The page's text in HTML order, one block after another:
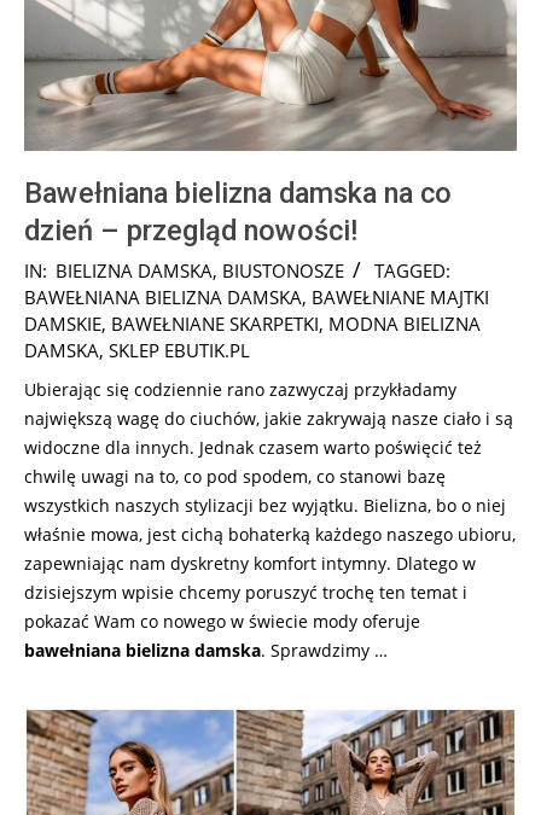
Bawełniana bielizna damska na co
dzień – przegląd nowości!
2026-
07-
28
IN: BIELIZNA DAMSKA, BIUSTONOSZE
TAGGED:
BAWEŁNIANA BIELIZNA DAMSKA, BAWEŁNIANE MAJTKI
DAMSKIE, BAWEŁNIANE SKARPETKI, MODNA BIELIZNA
DAMSKA, SKLEP EBUTIK.PL
Ubierając się codziennie rano zazwyczaj przykładamy
największą wagę do ciuchów, jakie zakrywają nasze ciało i są
widoczne dla innych. Jednak czasem warto poświęcić też
chwilę uwagi na to, co pod spodem, co stanowi bazę
wszystkich naszych stylizacji bez wyjątku. Bielizna, bo o niej
właśnie mowa, jest cichą bohaterką każdego naszego ubioru,
zapewniając nam dyskretny komfort intymny. Dlatego w
dzisiejszym wpisie chcemy poruszyć trochę ten temat i
pokazać Wam co nowego w świecie mody oferuje
bawełniana bielizna damska. Sprawdzimy …